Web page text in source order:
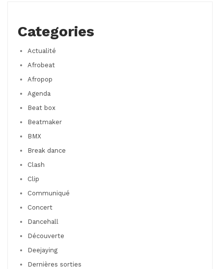
Categories
Actualité
Afrobeat
Afropop
Agenda
Beat box
Beatmaker
BMX
Break dance
Clash
Clip
Communiqué
Concert
Dancehall
Découverte
Deejaying
Dernières sorties